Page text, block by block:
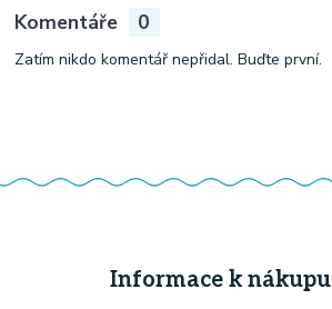
Komentáře 0
Zatím nikdo komentář nepřidal. Buďte první.
Informace k nákupu